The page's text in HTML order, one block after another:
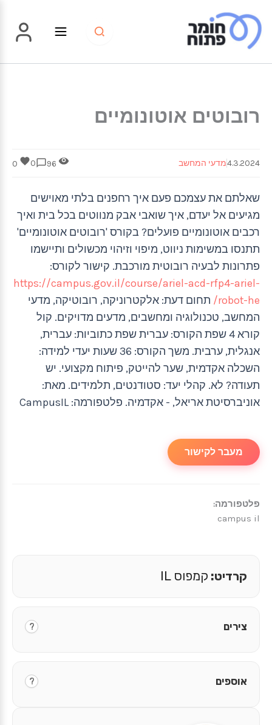
לתוכן
רובוטים אוטונומיים
4.3.2024מדעי המחשב 0
שאלתם את עצמכם פעם איך רחפנים בלתי מאוישים
מגיעים אל יעדם, איך שואבי אבק מנווטים בכל בית ואיך
רכבים אוטונומיים פועלים? בקורס 'רובוטים אוטונומיים'
תתנסו במשימות ניווט, מיפוי וזיהוי מכשולים ותיישמו
פתרונות לבעיה רובוטית מורכבת. קישור לקורס:
https://campus.gov.il/course/ariel-acd-rfp4-ariel-
robot-he/
תחום דעת: אלקטרוניקה, רובוטיקה, מדעי
המחשב, טכנולוגיה ומחשבים, מדעים מדויקים. קול
קורא 4 שפת הקורס: עברית שפת כתוביות: עברית,
אנגלית, ערבית. משך הקורס: 36 שעות יעדי למידה:
השכלה אקדמית, שער להייטק, פיתוח מקצועי. יש
תעודה? לא. קהלי יעד: סטודנטים, תלמידים. מאת:
אוניברסיטת אריאל, - אקדמיה. פלטפורמה: CampusIL
מעבר לקישור
פלטפורמה:
campus il
קרדיט: קמפוס IL
צירים ?
אוספים ?